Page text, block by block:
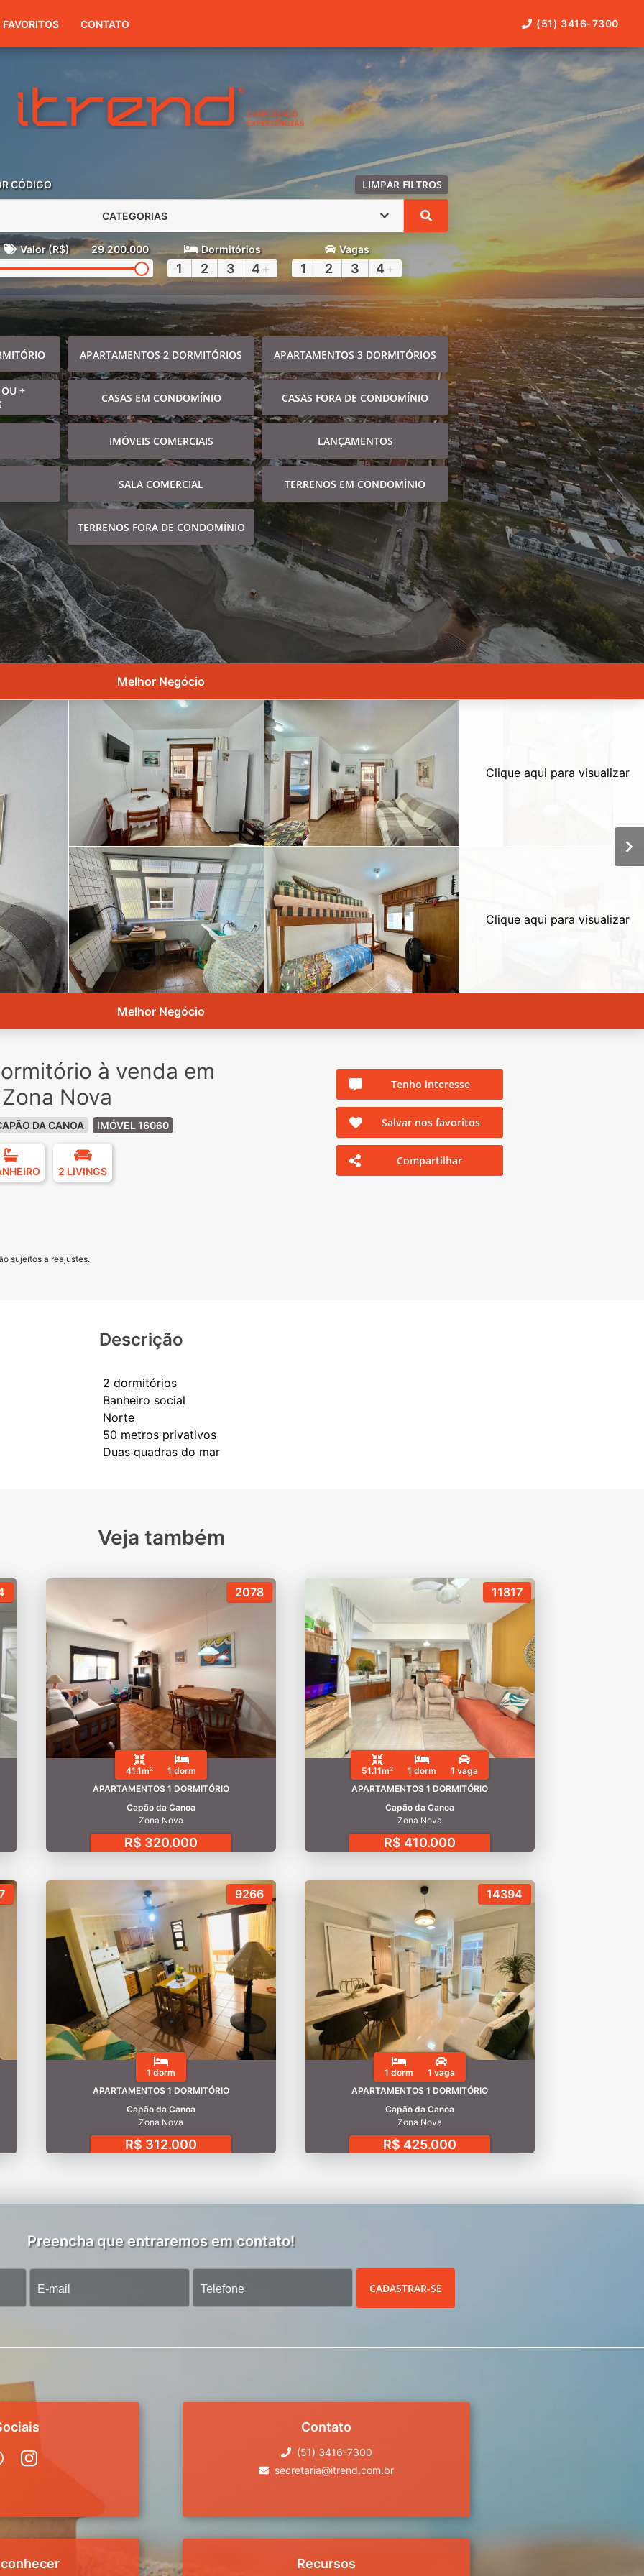
(51) 3416-7300
FAVORITOS CONTATO (51) 3416-7300
CÓDIGO LIMPAR FILTROS
CATEGORIAS
Valor (R$) 29.200.000 Dormitórios
1 2 3 4 +
Vagas
1 2 3 4 +
APARTAMENTOS 2 DORMITÓRIOS APARTAMENTOS 3 DORMITÓRIOS
+
CASAS EM CONDOMÍNIO CASAS FORA DE CONDOMÍNIO
IMÓVEIS COMERCIAIS LANÇAMENTOS
SALA COMERCIAL TERRENOS EM CONDOMÍNIO
TERRENOS FORA DE CONDOMÍNIO
Melhor Negócio
Clique aqui para visualizar
Clique aqui para visualizar
Melhor Negócio
à venda em
Nova
DA CANOA IMÓVEL 16060
2 LIVINGS
sujeitos a reajustes.
Tenho interesse
Salvar nos favoritos
Compartilhar
Descrição
2 dormitórios
Banheiro social
Norte
50 metros privativos
Duas quadras do mar
Veja também
2078
41.1m²
1 dorm
APARTAMENTOS 1 DORMITÓRIO
Capão da Canoa
Zona Nova
R$ 320.000
11817
51.11m² 1 dorm
1 vaga
APARTAMENTOS 1 DORMITÓRIO
Capão da Canoa
Zona Nova
R$ 410.000
9266
1 dorm
APARTAMENTOS 1 DORMITÓRIO
Capão da Canoa
Zona Nova
R$ 312.000
14394
1 dorm
1 vaga
APARTAMENTOS 1 DORMITÓRIO
Capão da Canoa
Zona Nova
R$ 425.000
Preencha que entraremos em contato!
CADASTRAR-SE
Contato
(51) 3416-7300
secretaria@itrend.com.br
Recursos